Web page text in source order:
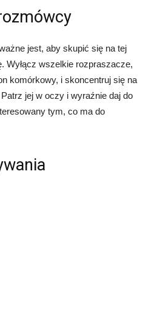
jest, aby skupić się na tej
Wyłącz wszelkie rozpraszacze,
komórkowy, i skoncentruj się na
jej w oczy i wyraźnie daj do
tym, co ma do